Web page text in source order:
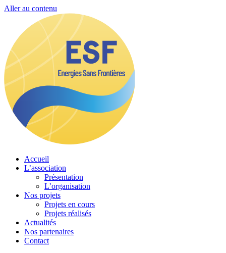
Aller au contenu
Accueil
L’association
Présentation
L’organisation
Nos projets
Projets en cours
Projets réalisés
Actualités
Nos partenaires
Contact